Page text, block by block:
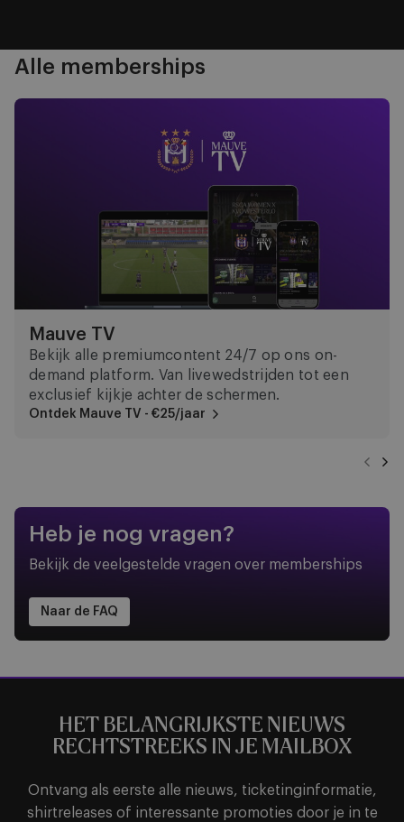
Alle memberships
Item
Mauve TV
Mauve TV
Bekijk alle premiumcontent 24/7 op ons on-
demand platform. Van livewedstrijden tot een
exclusief kijkje achter de schermen.
Ontdek Mauve TV - €25/jaar
Heb je nog vragen?
Bekijk de veelgestelde vragen over memberships
Naar de FAQ
HET BELANGRIJKSTE NIEUWS
RECHTSTREEKS IN JE MAILBOX
Ontvang als eerste alle nieuws, ticketinginformatie,
shirtreleases of interessante promoties door je in te